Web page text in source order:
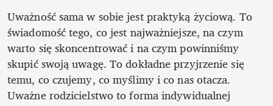
Uważność sama w sobie jest praktyką życiową. To
świadomość tego, co jest najważniejsze, na czym
warto się skoncentrować i na czym powinniśmy
skupić swoją uwagę. To dokładne przyjrzenie się
temu, co czujemy, co myślimy i co nas otacza.
Uważne rodzicielstwo to forma indywidualnej